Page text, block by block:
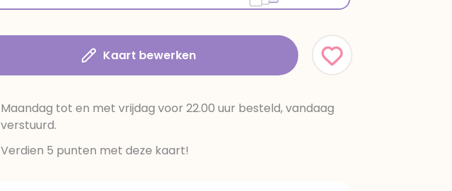
Kaart bewerken
Maandag tot en met vrijdag voor 22.00 uur besteld, vandaag
verstuurd.
Verdien 5 punten met deze kaart!